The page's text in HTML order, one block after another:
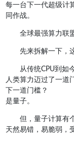
每一台下一代超级计
同作战。
全球最强算力联
先来拆解一下，
从传统CPU到如
人类算力迈过了一道
下一道门槛？
是量子。
但，量子计算有
天然易错，易脆弱，